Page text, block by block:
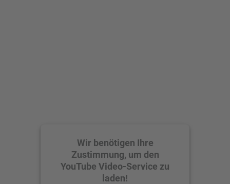
Wir benötigen Ihre
Zustimmung, um den
YouTube Video-Service zu
laden!